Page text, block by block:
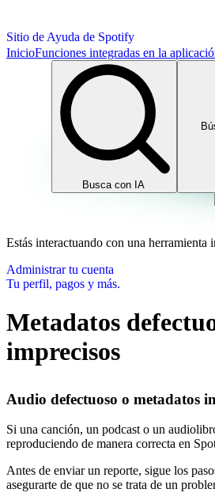
Sitio de Ayuda de Spotify
InicioFunciones integradas en la
Busca con IA
Estás interactuando con una herramienta
Administrar tu cuenta
Tu perfil, pagos y más.
Metadatos
imprecisos
Audio defectuoso o metadatos
Si una canción, un podcast o un
reproduciendo de manera correcta en
Antes de enviar un reporte, sigue los
asegurarte de que no se trata de un